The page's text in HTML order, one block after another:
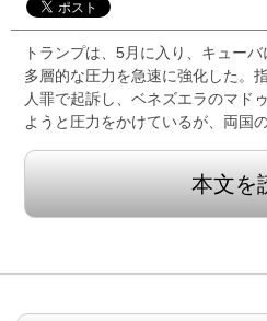
トランプは、5月に入り、キュー
多層的な圧力を急速に強化した。
人罪で起訴し、ベネズエラのマド
ようと圧力をかけているが、両国
本文を